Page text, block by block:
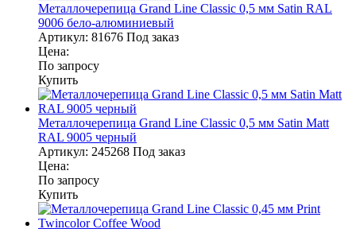
Металлочерепица Grand Line Classic 0,5 мм Satin RAL
9006 бело-алюминиевый
Артикул: 81676 Под заказ
Цена:
По запросу
Купить
Металлочерепица Grand Line Classic 0,5 мм Satin Matt
RAL 9005 черный
Артикул: 245268 Под заказ
Цена:
По запросу
Купить